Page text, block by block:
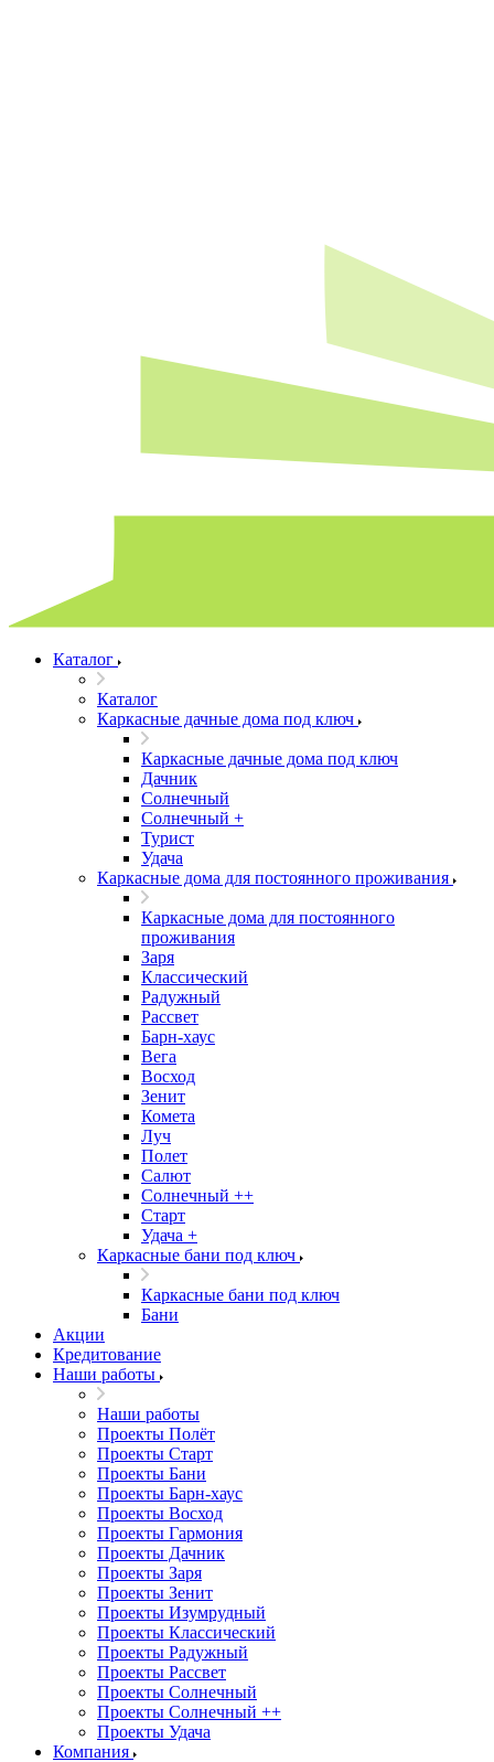
Каталог
Каталог
Каркасные дачные дома под ключ
Каркасные дачные дома под ключ
Дачник
Солнечный
Солнечный +
Турист
Удача
Каркасные дома для постоянного проживания
Каркасные дома для постоянного
проживания
Заря
Классический
Радужный
Рассвет
Барн-хаус
Вега
Восход
Зенит
Комета
Луч
Полет
Салют
Солнечный ++
Старт
Удача +
Каркасные бани под ключ
Каркасные бани под ключ
Бани
Акции
Кредитование
Наши работы
Наши работы
Проекты Полёт
Проекты Старт
Проекты Бани
Проекты Барн-хаус
Проекты Восход
Проекты Гармония
Проекты Дачник
Проекты Заря
Проекты Зенит
Проекты Изумрудный
Проекты Классический
Проекты Радужный
Проекты Рассвет
Проекты Солнечный
Проекты Солнечный ++
Проекты Удача
Компания